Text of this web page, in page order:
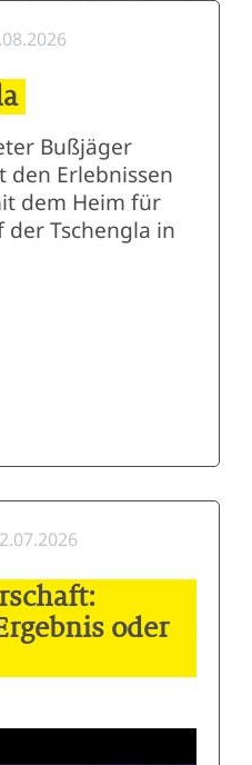
Bußjäger
den Erlebnissen
dem Heim für
Tschengla in
oder